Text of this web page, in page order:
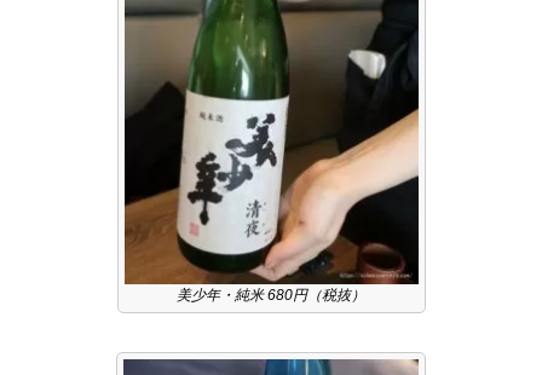
美少年・純米 680円（税抜）